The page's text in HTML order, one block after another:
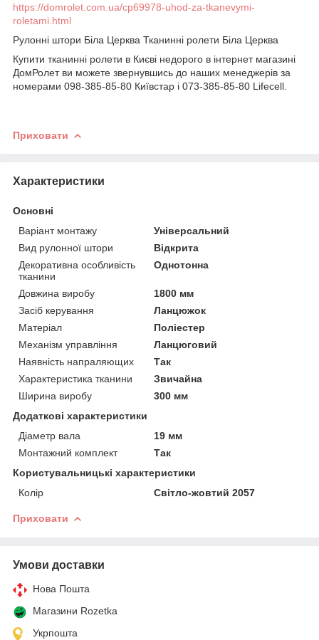
https://domrolet.com.ua/cp69978-uhod-za-tkanevymi-
roletami.html
Рулонні штори Біла Церква Тканинні ролети Біла Церква
Купити тканинні ролети в Києві недорого в інтернет магазині
ДомРолет ви можете звернувшись до наших менеджерів за
номерами 098-385-85-80 Київстар і 073-385-85-80 Lifecell.
Приховати
Характеристики
Основні
Варіант монтажу
Універсальний
Вид рулонної штори
Відкрита
Декоративна особливість
тканини
Однотонна
Довжина виробу
1800 мм
Засіб керування
Ланцюжок
Матеріал
Поліестер
Механізм управління
Ланцюговий
Наявність напраляющих
Так
Характеристика тканини
Звичайна
Ширина виробу
300 мм
Додаткові характеристики
Діаметр вала
19 мм
Монтажний комплект
Так
Користувальницькі характеристики
Колір
Світло-жовтий 2057
Приховати
Умови доставки
Нова Пошта
Магазини Rozetka
Укрпошта